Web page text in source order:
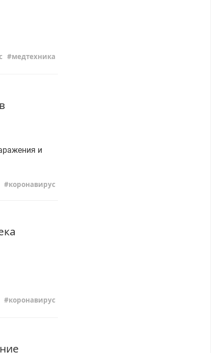
медтехника
и
коронавирус
коронавирус